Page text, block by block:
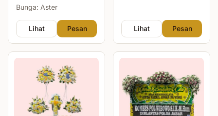
Bunga: Aster
Lihat Pesan Lihat Pesan